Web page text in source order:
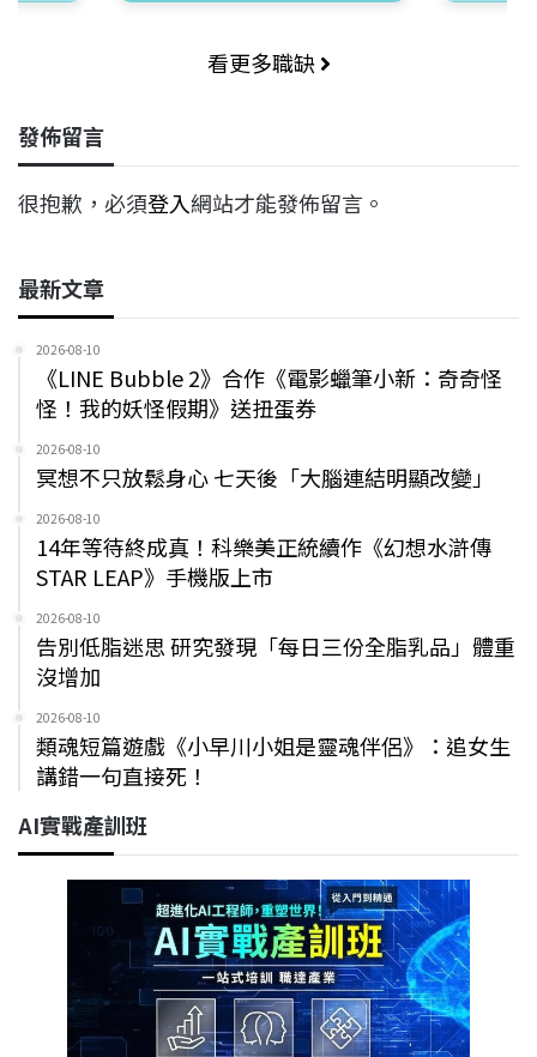
看更多職缺
發佈留言
很抱歉，必須登入網站才能發佈留言。
最新文章
2026-08-10
《LINE Bubble 2》合作《電影蠟筆小新：奇奇怪
怪！我的妖怪假期》送扭蛋券
2026-08-10
冥想不只放鬆身心 七天後「大腦連結明顯改變」
2026-08-10
14年等待終成真！科樂美正統續作《幻想水滸傳
STAR LEAP》手機版上市
2026-08-10
告別低脂迷思 研究發現「每日三份全脂乳品」體重
沒增加
2026-08-10
類魂短篇遊戲《小早川小姐是靈魂伴侶》：追女生
講錯一句直接死！
AI實戰產訓班